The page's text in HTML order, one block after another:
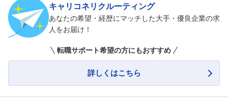
キャリコネリクルーティング
あなたの希望・経歴にマッチした大手・優良企業の求
人をお届け！
転職サポート希望の方にもおすすめ
詳しくはこちら